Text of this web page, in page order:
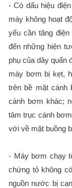
- Có dấu hiệu
máy không hoạt
yếu cần tăng
đến những hiện
phụ của dây quấn
máy bơm bị kẹt,
trên bề mặt cánh
cánh bơm khác;
tâm trục cánh
với về mặt buồng
- Máy bơm chạy
chứng tỏ không
nguồn nước bị